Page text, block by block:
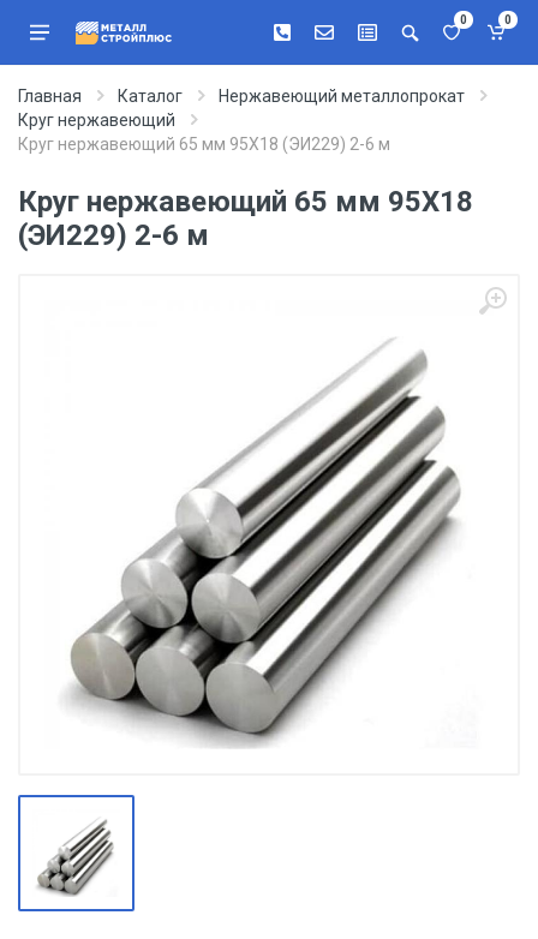
0 0
Главная Каталог
Нержавеющий металлопрокат
Круг нержавеющий
Круг нержавеющий 65 мм 95Х18 (ЭИ229) 2-6 м
Круг нержавеющий 65 мм 95Х18
(ЭИ229) 2-6 м